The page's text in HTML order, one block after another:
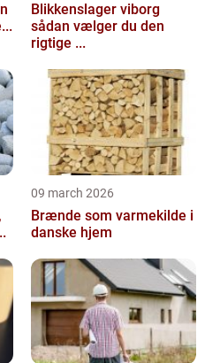
Blikkenslager viborg
sådan vælger du den
rigtige ...
09 march 2026
Brænde som varmekilde i
danske hjem